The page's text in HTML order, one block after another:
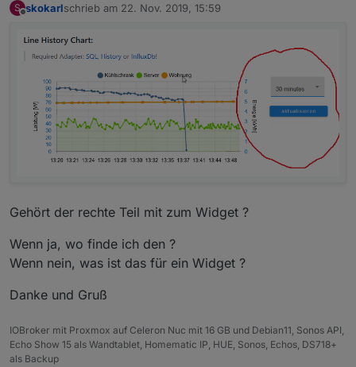
S skokarlschrieb am 22. Nov. 2019, 15:59
zuletzt editiert von
Gehört der rechte Teil mit zum Widget ?
Wenn ja, wo finde ich den ?
Wenn nein, was ist das für ein Widget ?
Danke und Gruß
IOBroker mit Proxmox auf Celeron Nuc mit 16 GB und Debian11, Sonos API,
Echo Show 15 als Wandtablet, Homematic IP, HUE, Sonos, Echos, DS718+
als Backup